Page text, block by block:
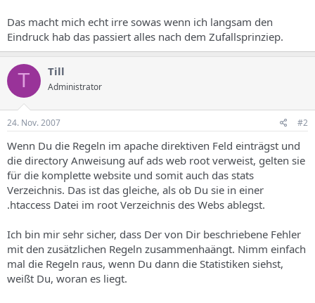
Das macht mich echt irre sowas wenn ich langsam den
Eindruck hab das passiert alles nach dem Zufallsprinziep.
T Till
Administrator
24. Nov. 2007 #2
Wenn Du die Regeln im apache direktiven Feld einträgst und
die directory Anweisung auf ads web root verweist, gelten sie
für die komplette website und somit auch das stats
Verzeichnis. Das ist das gleiche, als ob Du sie in einer
.htaccess Datei im root Verzeichnis des Webs ablegst.
Ich bin mir sehr sicher, dass Der von Dir beschriebene Fehler
mit den zusätzlichen Regeln zusammenhaängt. Nimm einfach
mal die Regeln raus, wenn Du dann die Statistiken siehst,
weißt Du, woran es liegt.